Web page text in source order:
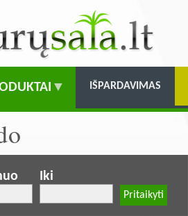
IŠPARDAVIMAS
Iki